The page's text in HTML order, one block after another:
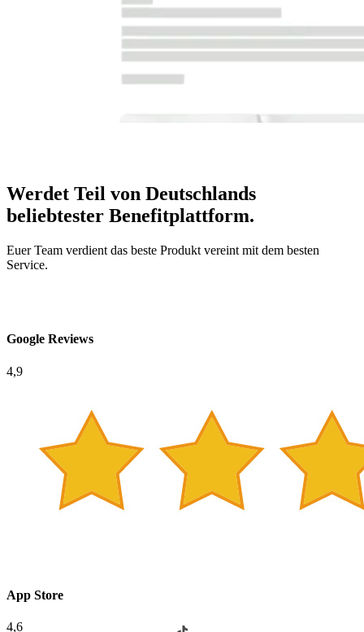
Werdet Teil von Deutschlands
beliebtester Benefitplattform.
Euer Team verdient das beste Produkt vereint mit dem besten
Service.
Google Reviews
4,9
App Store
4,6